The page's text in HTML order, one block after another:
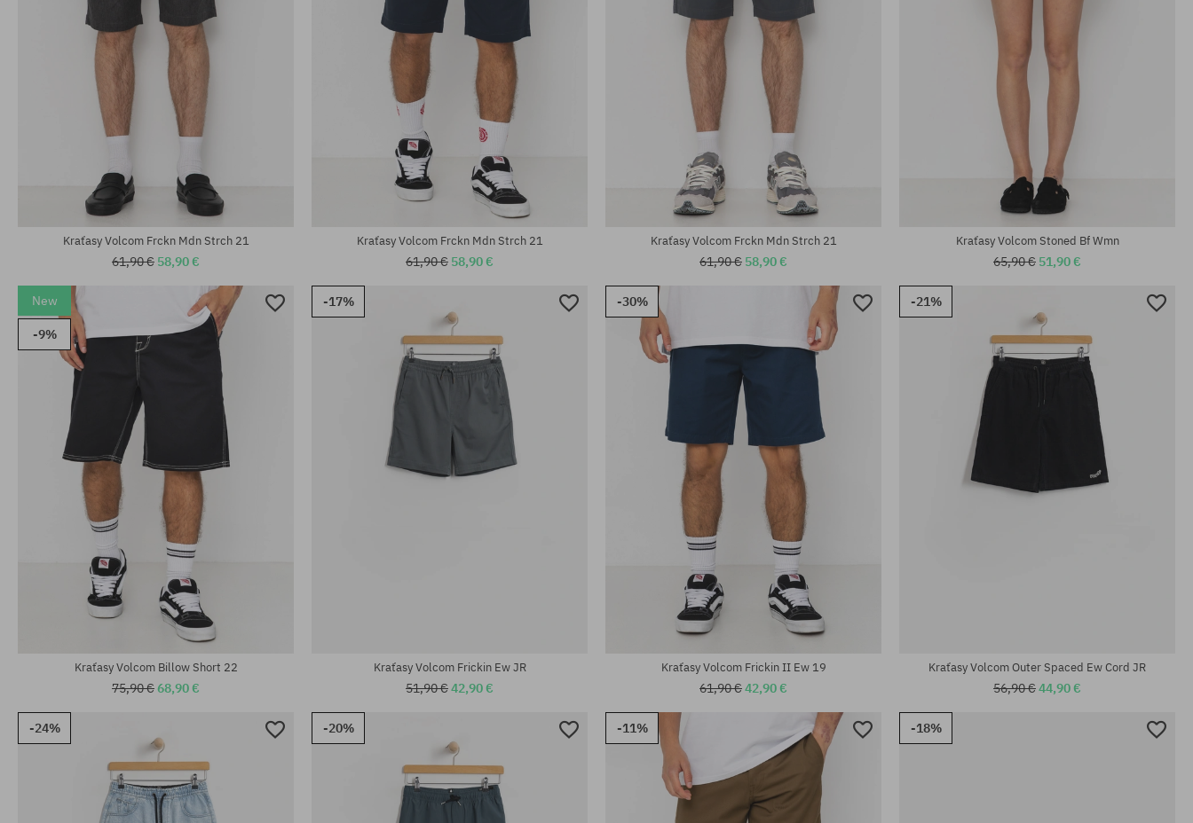
Dostupné veľkosti:
30; 31; 32; 34; 36
Dostupné veľkosti:
Dostupné veľkosti:
26; 29; 30; 31; 32; 34; 36; 38
Dostupné veľkosti:
Kraťasy Volcom Frckn Mdn Strch 21
61,90 € 58,90 €
Kraťasy Volcom Frckn Mdn Strch 21
61,90 € 58,90 €
Dostupné veľkosti:
Kraťasy Volcom Frckn Mdn Strch 21
61,90 € 58,90 €
Kraťasy Volcom Stoned Bf Wmn
65,90 € 51,90 €
New
-9%
Kraťasy Volcom Billow Short 22
75,90 €68,90 €
-17%
Kraťasy Volcom Frickin Ew JR
51,90 €42,90 €
-30%
Kraťasy Volcom Frickin II Ew 19
61,90 €42,90 €
-21%
Kraťasy Volcom Outer Spaced Ew Cord JR
56,90 €44,90 €
-24% -20% -11% -18%